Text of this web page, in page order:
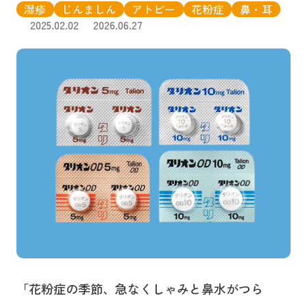
湿疹 じんましん アトピー 花粉症
鼻・耳
2025.02.02
2026.06.27
「花粉症の季節、急なくしゃみと鼻水がつら